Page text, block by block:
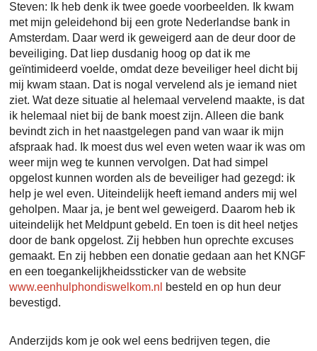
Steven: Ik heb denk ik twee goede voorbeelden.
Ik kwam
met mijn geleidehond bij een grote Nederlandse bank in
Amsterdam. Daar werd ik geweigerd aan de deur door de
beveiliging. Dat liep dusdanig hoog op dat ik me
geïntimideerd voelde, omdat deze beveiliger heel dicht bij
mij kwam staan. Dat is nogal vervelend als je iemand niet
ziet. Wat deze situatie al helemaal vervelend maakte, is dat
ik helemaal niet bij de bank moest zijn. Alleen die bank
bevindt zich in het naastgelegen pand van waar ik mijn
afspraak had. Ik moest dus wel even weten waar ik was om
weer mijn weg te kunnen vervolgen. Dat had simpel
opgelost kunnen worden als de beveiliger had gezegd: ik
help je wel even. Uiteindelijk heeft iemand anders mij wel
geholpen. Maar ja, je bent wel geweigerd. Daarom heb ik
uiteindelijk het Meldpunt gebeld. En toen is dit heel netjes
door de bank opgelost. Zij hebben hun oprechte excuses
gemaakt. En zij hebben een donatie gedaan aan het KNGF
en een toegankelijkheidssticker van de website
www.eenhulphondiswelkom.nl
besteld en op hun deur
bevestigd.
Anderzijds kom je ook wel eens bedrijven tegen, die